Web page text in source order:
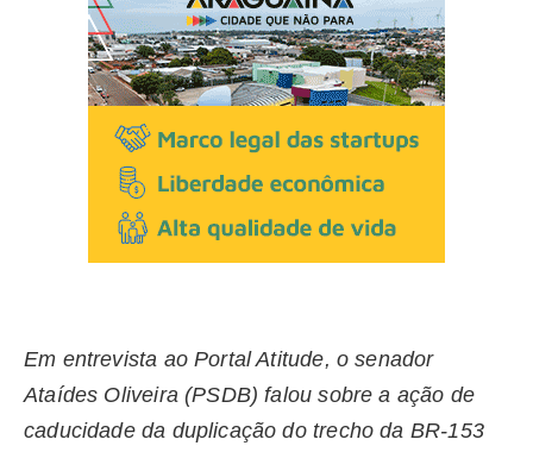
Em entrevista ao Portal Atitude, o senador
Ataídes Oliveira (PSDB) falou sobre a ação de
caducidade da duplicação do trecho da BR-153